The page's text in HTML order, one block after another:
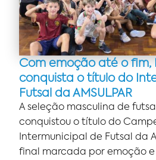
Com emoção até o fim,
conquista o título do
Futsal da AMSULPAR
A seleção masculina de
conquistou o título do
Intermunicipal de Futsal da
final marcada por emoção